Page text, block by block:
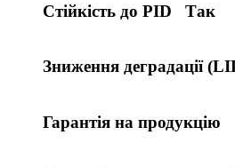
Стійкість до PID Так
Зниження деградації
Гарантія на продукцію